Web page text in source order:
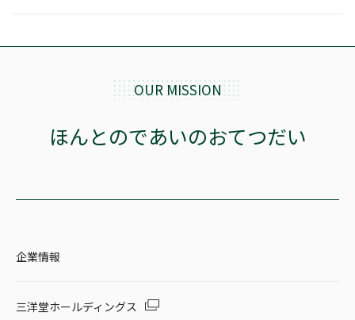
OUR MISSION
ほんとのであいのおてつだい
企業情報
三洋堂ホールディングス